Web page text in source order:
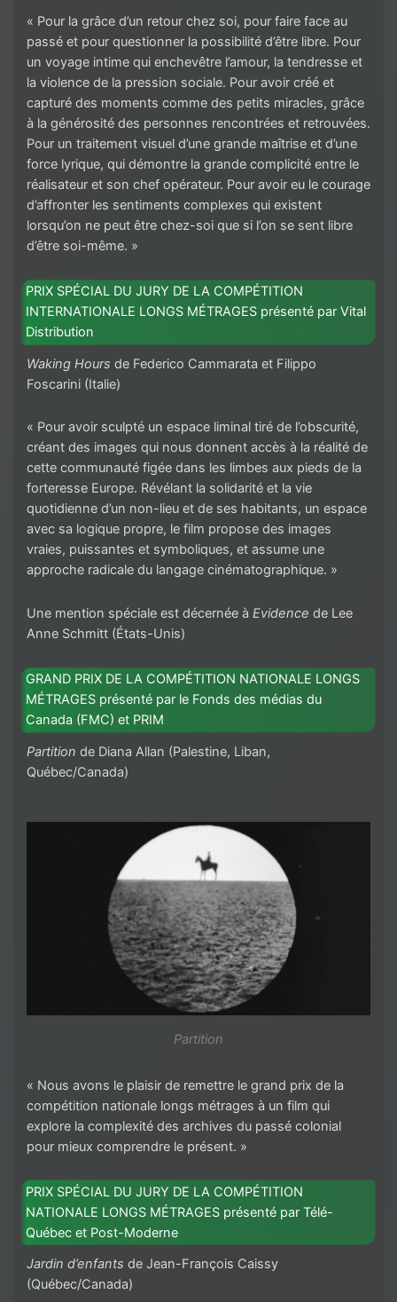
« Pour la grâce d’un retour chez soi, pour faire face au
passé et pour questionner la possibilité d’être libre. Pour
un voyage intime qui enchevêtre l’amour, la tendresse et
la violence de la pression sociale. Pour avoir créé et
capturé des moments comme des petits miracles, grâce
à la générosité des personnes rencontrées et retrouvées.
Pour un traitement visuel d’une grande maîtrise et d’une
force lyrique, qui démontre la grande complicité entre le
réalisateur et son chef opérateur. Pour avoir eu le courage
d’affronter les sentiments complexes qui existent
lorsqu’on ne peut être chez-soi que si l’on se sent libre
d’être soi-même. »
PRIX SPÉCIAL DU JURY DE LA COMPÉTITION
INTERNATIONALE LONGS MÉTRAGES présenté par Vital
Distribution
Waking Hours de Federico Cammarata et Filippo
Foscarini (Italie)
« Pour avoir sculpté un espace liminal tiré de l’obscurité,
créant des images qui nous donnent accès à la réalité de
cette communauté figée dans les limbes aux pieds de la
forteresse Europe. Révélant la solidarité et la vie
quotidienne d’un non-lieu et de ses habitants, un espace
avec sa logique propre, le film propose des images
vraies, puissantes et symboliques, et assume une
approche radicale du langage cinématographique. »
Une mention spéciale est décernée à Evidence de Lee
Anne Schmitt (États-Unis)
GRAND PRIX DE LA COMPÉTITION NATIONALE LONGS
MÉTRAGES présenté par le Fonds des médias du
Canada (FMC) et PRIM
Partition de Diana Allan (Palestine, Liban,
Québec/Canada)
Partition
« Nous avons le plaisir de remettre le grand prix de la
compétition nationale longs métrages à un film qui
explore la complexité des archives du passé colonial
pour mieux comprendre le présent. »
PRIX SPÉCIAL DU JURY DE LA COMPÉTITION
NATIONALE LONGS MÉTRAGES présenté par Télé-
Québec et Post-Moderne
Jardin d’enfants de Jean-François Caissy
(Québec/Canada)